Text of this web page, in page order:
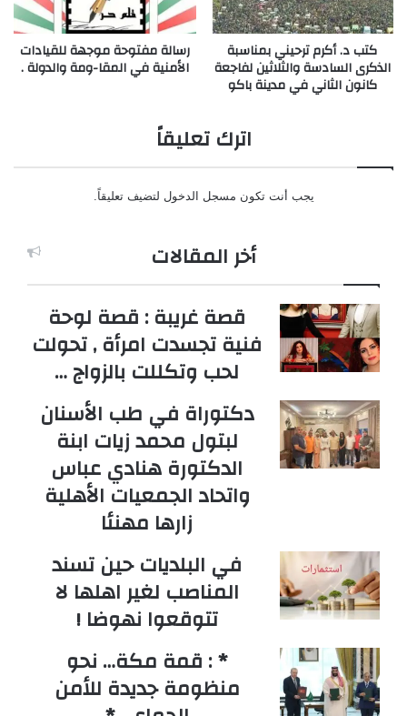
كتب د. أكرم ترحيني بمناسبة
الذكرى السادسة والثلاثين لفاجعة
كانون الثاني في مدينة باكو
رسالة مفتوحة موجهة للقيادات
الأمنية في المقا-ومة والدولة .
اترك تعليقاً
يجب أنت تكون مسجل الدخول لتضيف تعليقاً.
أخر المقالات
قصة غريبة : قصة لوحة
فنية تجسدت امرأة , تحولت
لحب وتكللت بالزواج …
دكتوراة في طب الأسنان
لبتول محمد زيات ابنة
الدكتورة هنادي عباس
واتحاد الجمعيات الأهلية
زارها مهنئا
في البلديات حين تسند
المناصب لغير اهلها لا
تتوقعوا نهوضا !
* : قمة مكة… نحو
منظومة جديدة للأمن